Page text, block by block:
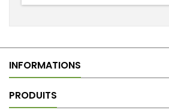
INFORMATIONS
PRODUITS